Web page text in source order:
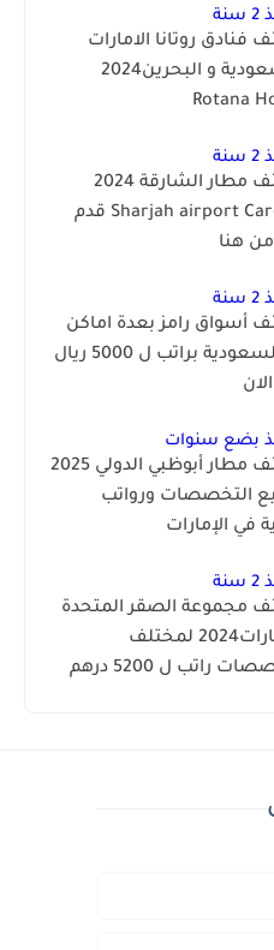
فنادق روتانا الامارات
والسعودية و البحرين2024
Rotana
وظائف مطار الشارقة 2024
Sharjah airport Careers قدم
من هنا
أسواق رامز بعدة اماكن
في السعودية براتب ل 5000 ريال
بضع سنوات
وظائف مطار أبوظبي الدولي 2025
التخصصات ورواتب
في الإمارات
مجموعة الصقر المتحدة
بالإمارات2024 لمختلف
التخصصات راتب ل 5200 درهم